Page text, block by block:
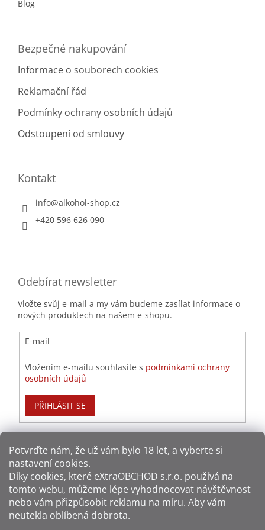
Potvrďte nám​​, že už vám bylo 18 let, a vyberte si
nastavení cookies.
Díky cookies, které eXtraOBCHOD s.r.o. používá na
tomto webu, můžeme lépe vyhodnocovat návštěvnost
nebo vám přizpůsobit reklamu na míru. Aby vám
neutekla oblíbená dobrota.
Blog
Bezpečné nakupování
Informace o souborech cookies
Reklamační řád
Podmínky ochrany osobních údajů
Odstoupení od smlouvy
Kontakt
info@alkohol-shop.cz
+420 596 626 090
Odebírat newsletter
Vložte svůj e-mail a my vám budeme zasílat informace o
nových produktech na našem e-shopu.
E-mail
Vložením e-mailu souhlasíte s podmínkami ochrany
osobních údajů
PŘIHLÁSIT SE
Způsoby dopravy: